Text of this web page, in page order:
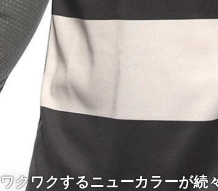
ワクワクするニューカラーが続